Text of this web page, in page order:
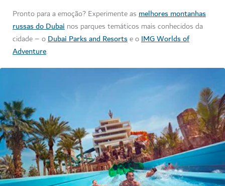
Pronto para a emoção? Experimente as melhores montanhas
russas do Dubai nos parques temáticos mais conhecidos da
cidade – oDubai Parks and Resortse oIMG Worlds of
Adventure.